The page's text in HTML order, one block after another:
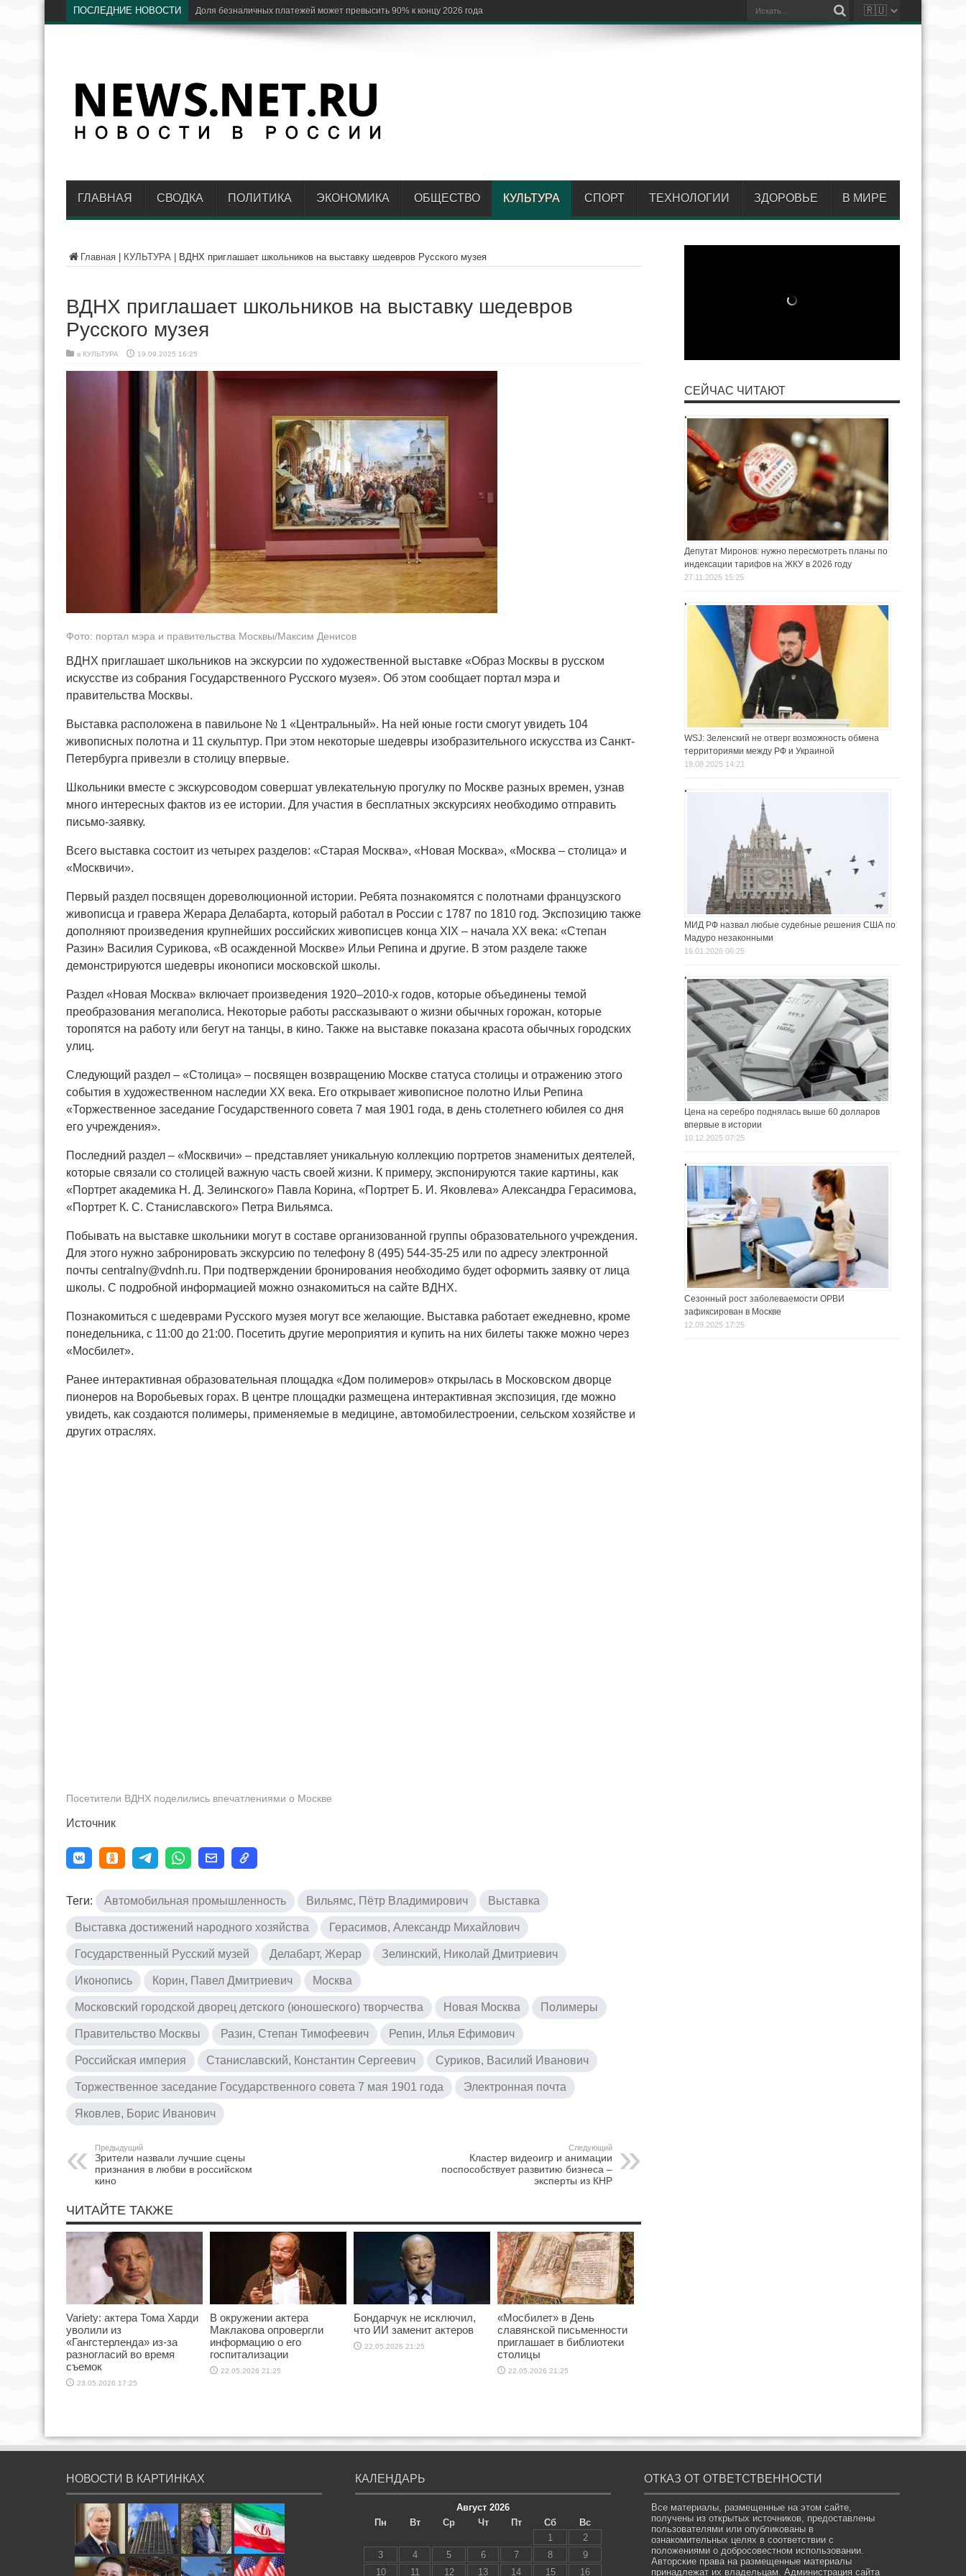
ПОСЛЕДНИЕ НОВОСТИ ЦБ: доля Visa
ГЛАВНАЯ СВОДКА ПОЛИТИКА ЭКОНОМИКА ОБЩЕСТВО КУЛЬТУРА СПОРТ ТЕХНОЛОГИИ ЗДОРОВЬЕ В МИРЕ
Главная КУЛЬТУРА ВДНХ приглашает школьников на выставку шедевров Русского музея
ВДНХ приглашает школьников на выставку шедевров
Русского музея
в КУЛЬТУРА 19.09.2025 16:25
Фото: портал мэра и правительства Москвы/Максим Денисов
ВДНХ приглашает школьников на экскурсии по художественной выставке «Образ Москвы в русском
искусстве из собрания Государственного Русского музея». Об этом сообщает портал мэра и
правительства Москвы.
Выставка расположена в павильоне № 1 «Центральный». На ней юные гости смогут увидеть 104
живописных полотна и 11 скульптур. При этом некоторые шедевры изобразительного искусства из Санкт-
Петербурга привезли в столицу впервые.
Школьники вместе с экскурсоводом совершат увлекательную прогулку по Москве разных времен, узнав
много интересных фактов из ее истории. Для участия в бесплатных экскурсиях необходимо отправить
письмо-заявку.
Всего выставка состоит из четырех разделов: «Старая Москва», «Новая Москва», «Москва – столица» и
«Москвичи».
Первый раздел посвящен дореволюционной истории. Ребята познакомятся с полотнами французского
живописца и гравера Жерара Делабарта, который работал в России с 1787 по 1810 год. Экспозицию также
дополняют произведения крупнейших российских живописцев конца XIX – начала ХХ века: «Степан
Разин» Василия Сурикова, «В осажденной Москве» Ильи Репина и другие. В этом разделе также
демонстрируются шедевры иконописи московской школы.
Раздел «Новая Москва» включает произведения 1920–2010-х годов, которые объединены темой
преобразования мегаполиса. Некоторые работы рассказывают о жизни обычных горожан, которые
торопятся на работу или бегут на танцы, в кино. Также на выставке показана красота обычных городских
улиц.
Следующий раздел – «Столица» – посвящен возвращению Москве статуса столицы и отражению этого
события в художественном наследии XX века. Его открывает живописное полотно Ильи Репина
«Торжественное заседание Государственного совета 7 мая 1901 года, в день столетнего юбилея со дня
его учреждения».
Последний раздел – «Москвичи» – представляет уникальную коллекцию портретов знаменитых деятелей,
которые связали со столицей важную часть своей жизни. К примеру, экспонируются такие картины, как
«Портрет академика Н. Д. Зелинского» Павла Корина, «Портрет Б. И. Яковлева» Александра Герасимова,
«Портрет К. С. Станиславского» Петра Вильямса.
Побывать на выставке школьники могут в составе организованной группы образовательного учреждения.
Для этого нужно забронировать экскурсию по телефону 8 (495) 544⁠-35⁠-25 или по адресу электронной
почты centralny@vdnh.ru. При подтверждении бронирования необходимо будет оформить заявку от лица
школы. С подробной информацией можно ознакомиться на сайте ВДНХ.
Познакомиться с шедеврами Русского музея могут все желающие. Выставка работает ежедневно, кроме
понедельника, с 11:00 до 21:00. Посетить другие мероприятия и купить на них билеты также можно через
«Мосбилет».
Ранее интерактивная образовательная площадка «Дом полимеров» открылась в Московском дворце
пионеров на Воробьевых горах. В центре площадки размещена интерактивная экспозиция, где можно
увидеть, как создаются полимеры, применяемые в медицине, автомобилестроении, сельском хозяйстве и
других отраслях.
Посетители ВДНХ поделились впечатлениями о Москве
Источник
Теги: Автомобильная промышленность Вильямс, Пётр Владимирович Выставка
Выставка достижений народного хозяйства Герасимов, Александр Михайлович
Государственный Русский музей Делабарт, Жерар Зелинский, Николай Дмитриевич
Иконопись Корин, Павел Дмитриевич Москва
Московский городской дворец детского (юношеского) творчества Новая Москва Полимеры
Правительство Москвы Разин, Степан Тимофеевич Репин, Илья Ефимович
Российская империя Станиславский, Константин Сергеевич Суриков, Василий Иванович
Торжественное заседание Государственного совета 7 мая 1901 года Электронная почта
Яковлев, Борис Иванович
Предыдущий
Зрители назвали лучшие сцены
признания в любви в российском
кино
Следующий
Кластер видеоигр и анимации
поспособствует развитию бизнеса –
эксперты из КНР
ЧИТАЙТЕ ТАКЖЕ
Variety: актера Тома Харди
уволили из
«Гангстерленда» из-за
разногласий во время
съемок
23.05.2026 17:25
В окружении актера
Маклакова опровергли
информацию о его
госпитализации
22.05.2026 21:25
Бондарчук не исключил,
что ИИ заменит актеров
22.05.2026 21:25
«Мосбилет» в День
славянской письменности
приглашает в библиотеки
столицы
22.05.2026 21:25
СЕЙЧАС ЧИТАЮТ
Депутат Миронов: нужно пересмотреть планы по
индексации тарифов на ЖКУ в 2026 году
27.11.2025 15:25
WSJ: Зеленский не отверг возможность обмена
территориями между РФ и Украиной
19.08.2025 14:21
МИД РФ назвал любые судебные решения США по
Мадуро незаконными
16.01.2026 06:25
Цена на серебро поднялась выше 60 долларов
впервые в истории
10.12.2025 07:25
Сезонный рост заболеваемости ОРВИ
зафиксирован в Москве
12.09.2025 17:25
НОВОСТИ В КАРТИНКАХ КАЛЕНДАРЬ
Август 2026
Пн
Вт Ср Чт Пт Сб
Вс
1
2
3
4 5 6 7 8
9
10
11 12 13 14 15 16
ОТКАЗ ОТ ОТВЕТСТВЕННОСТИ
Все материалы, размещенные на этом сайте,
получены из открытых источников, предоставлены
пользователями или опубликованы в
ознакомительных целях в соответствии с
положениями о добросовестном использовании.
Авторские права на размещенные материалы
принадлежат их владельцам. Администрация сайта